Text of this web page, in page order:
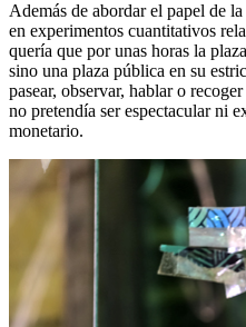
Además de abordar el papel de
en experimentos cuantitativos
quería que por unas horas la
sino una plaza pública en su
pasear, observar, hablar o
no pretendía ser espectacular ni
monetario.